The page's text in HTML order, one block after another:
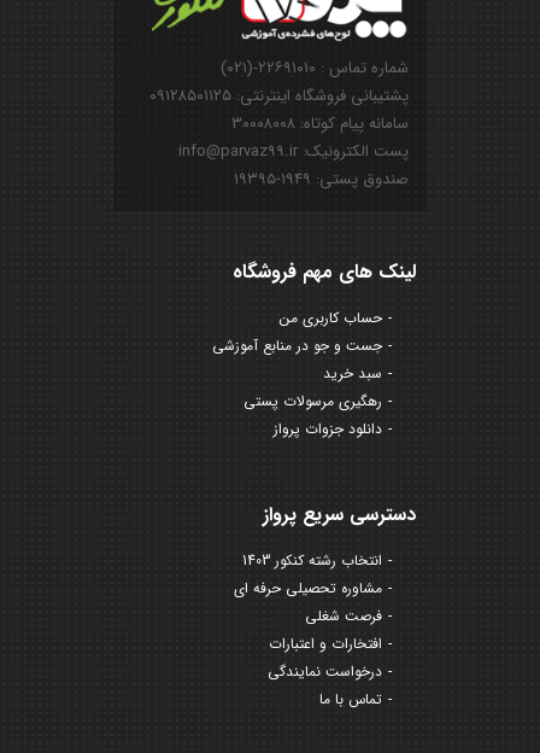
شماره تماس : ۲۲۶۹۱۰۱۰-(۰۲۱)
پشتیبانی فروشگاه اینترنتی: ۰۹۱۲۸۵۰۱۱۲۵
سامانه پیام کوتاه: ۳۰۰۰۸۰۰۸
پست الکترونیک: info@parvaz99.ir
صندوق پستی: ۱۹۴۹-۱۹۳۹۵
لینک های مهم فروشگاه
حساب کاربری من
جست و جو در منابع آموزشی
سبد خرید
رهگیری مرسولات پستی
دانلود جزوات پرواز
دسترسی سریع پرواز
انتخاب رشته کنکور 1403
مشاوره تحصیلی حرفه ای
فرصت شغلی
افتخارات و اعتبارات
درخواست نمایندگی
تماس با ما